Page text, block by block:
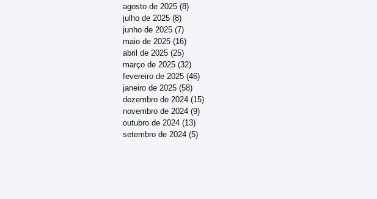
agosto de 2025 (8)
julho de 2025 (8)
junho de 2025 (7)
maio de 2025 (16)
abril de 2025 (25)
março de 2025 (32)
fevereiro de 2025 (46)
janeiro de 2025 (58)
dezembro de 2024 (15)
novembro de 2024 (9)
outubro de 2024 (13)
setembro de 2024 (5)